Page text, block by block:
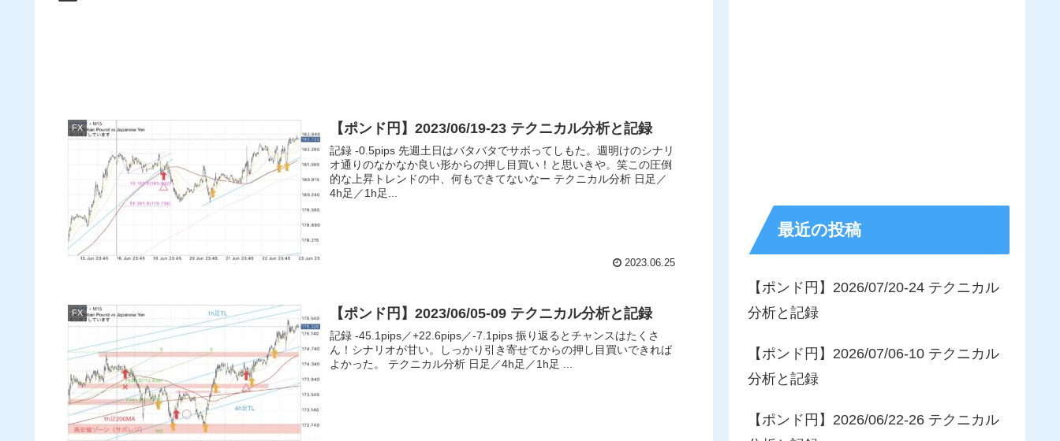
FX 【ポンド円】2023/06/19-23 テクニカル分析と記録
記録 -0.5pips 先週土日はバタバタでサボってしもた。週明けのシナリ
オ通りのなかなか良い形からの押し目買い！と思いきや。笑この圧倒
的な上昇トレンドの中、何もできてないなー テクニカル分析 日足／
4h足／1h足...
2023.06.25
FX 【ポンド円】2023/06/05-09 テクニカル分析と記録
記録 -45.1pips／+22.6pips／-7.1pips 振り返るとチャンスはたくさ
ん！シナリオが甘い。しっかり引き寄せてからの押し目買いできれば
よかった。 テクニカル分析 日足／4h足／1h足 ...
最近の投稿
【ポンド円】2026/07/20-24 テクニカル
分析と記録
【ポンド円】2026/07/06-10 テクニカル
分析と記録
【ポンド円】2026/06/22-26 テクニカル